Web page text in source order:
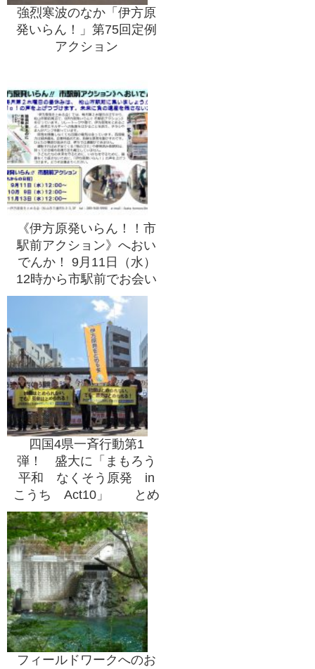
強烈寒波のなか「伊方原
発いらん！」第75回定例
アクション
《伊方原発いらん！！市
駅前アクション》へおい
でんか！ 9月11日（水）
12時から市駅前でお会い
しましょう！
四国4県一斉行動第1
弾！ 盛大に「まもろう
平和 なくそう原発 in
こうち Act10」 とめ
る会事務局も参加！
フィールドワークへのお